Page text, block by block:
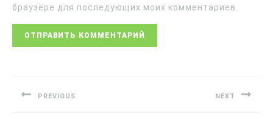
браузере для последующих моих комментариев.
PREVIOUS NEXT